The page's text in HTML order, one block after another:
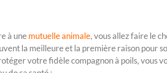
à unemutuelle animale, vous allez faire le
la meilleure et la première raison pour
votre fidèle compagnon à poils, vous